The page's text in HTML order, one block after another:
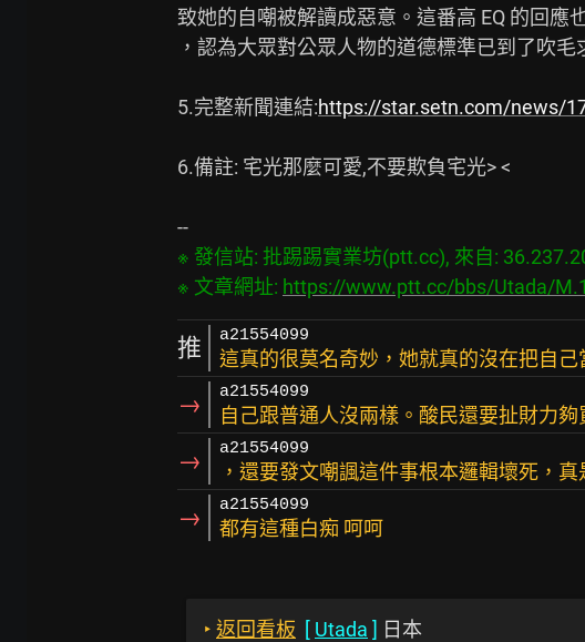
致她的自嘲被解讀成惡意。這番高 EQ 的回
，認為大眾對公眾人物的道德標準已到了吹毛
5.完整新聞連結:https://star.setn.com/news/
6.備註: 宅光那麼可愛,不要欺負宅光> <
※ 發信站: 批踢踢實業坊(ptt.cc), 來自:
※ 文章網址: https://www.ptt.cc/bbs/Utada/
推 a21554099
這真的很莫名奇妙，她就真的沒在把自己
→ a21554099
自己跟普通人沒兩樣。酸民還要扯財力夠
→ a21554099
，還要發文嘲諷這件事根本邏輯壞死，
→ a21554099
都有這種白痴 呵呵
‣ 返回看板 [ Utada ] 日本